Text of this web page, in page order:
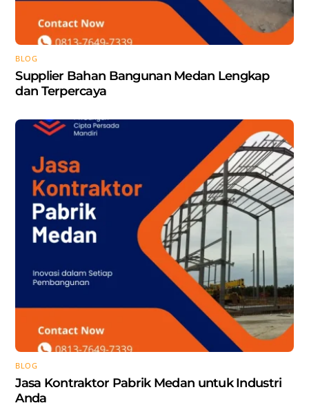
BLOG
Supplier Bahan Bangunan Medan Lengkap
dan Terpercaya
BLOG
Jasa Kontraktor Pabrik Medan untuk Industri
Anda